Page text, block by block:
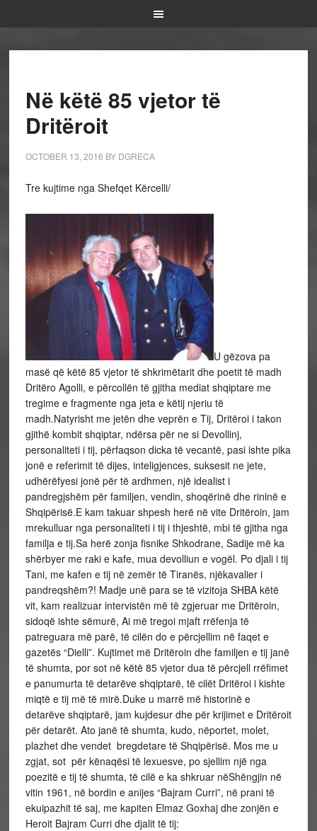
Në këtë 85 vjetor të
Dritëroit
OCTOBER 13, 2016 BY DGRECA
Tre kujtime nga Shefqet Kërcelli/
U gëzova pa
masë që këtë 85 vjetor të shkrimëtarit dhe poetit të madh
Dritëro Agolli, e përcollën të gjitha mediat shqiptare me
tregime e fragmente nga jeta e këtij njeriu të
madh.Natyrisht me jetën dhe veprën e Tij, Dritëroi i takon
gjithë kombit shqiptar, ndërsa për ne si Devollinj,
personaliteti i tij, përfaqson dicka të vecantë, pasi ishte pika
jonë e referimit të dijes, inteligjences, suksesit ne jete,
udhërëfyesi jonë për të ardhmen, një idealist i
pandregjshëm për familjen, vendin, shoqërinë dhe rininë e
Shqipërisë.E kam takuar shpesh herë në vite Dritëroin, jam
mrekulluar nga personaliteti i tij i thjeshtë, mbi të gjitha nga
familja e tij.Sa herë zonja fisnike Shkodrane, Sadije më ka
shërbyer me raki e kafe, mua devolliun e vogël. Po djali i tij
Tani, me kafen e tij në zemër të Tiranës, njëkavalier i
pandreqshëm?! Madje unë para se të vizitoja SHBA këtë
vit, kam realizuar intervistën më të zgjeruar me Dritëroin,
sidoqë ishte sëmurë, Ai më tregoi mjaft rrëfenja të
patreguara më parë, të cilën do e përcjellim në faqet e
gazetës “Dielli”. Kujtimet më Dritëroin dhe familjen e tij janë
të shumta, por sot në këtë 85 vjetor dua të përcjell rrëfimet
e panumurta të detarëve shqiptarë, të cilët Dritëroi i kishte
miqtë e tij më të mirë.Duke u marrë më historinë e
detarëve shqiptarë, jam kujdesur dhe për krijimet e Dritëroit
për detarët. Ato janë të shumta, kudo, nëportet, molet,
plazhet dhe vendet bregdetare të Shqipërisë. Mos me u
zgjat, sot për kënaqësi të lexuesve, po sjellim një nga
poezitë e tij të shumta, të cilë e ka shkruar nëShëngjin në
vitin 1961, në bordin e anijes “Bajram Curri”, në prani të
ekuipazhit të saj, me kapiten Elmaz Goxhaj dhe zonjën e
Heroit Bajram Curri dhe djalit të tij: